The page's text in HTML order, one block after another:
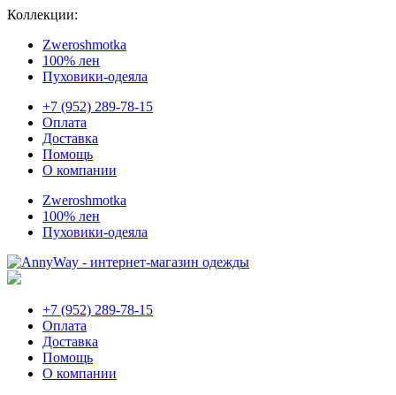
Коллекции:
Zweroshmotka
100% лен
Пуховики-одеяла
+7 (952) 289-78-15
Оплата
Доставка
Помощь
О компании
Zweroshmotka
100% лен
Пуховики-одеяла
+7 (952) 289-78-15
Оплата
Доставка
Помощь
О компании